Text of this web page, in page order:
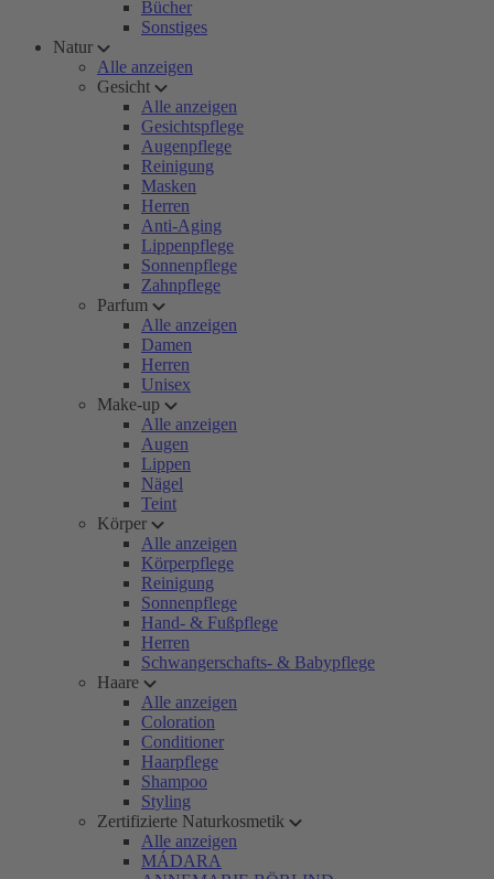
Bücher
Sonstiges
Natur
Alle anzeigen
Gesicht
Alle anzeigen
Gesichtspflege
Augenpflege
Reinigung
Masken
Herren
Anti-Aging
Lippenpflege
Sonnenpflege
Zahnpflege
Parfum
Alle anzeigen
Damen
Herren
Unisex
Make-up
Alle anzeigen
Augen
Lippen
Nägel
Teint
Körper
Alle anzeigen
Körperpflege
Reinigung
Sonnenpflege
Hand- & Fußpflege
Herren
Schwangerschafts- & Babypflege
Haare
Alle anzeigen
Coloration
Conditioner
Haarpflege
Shampoo
Styling
Zertifizierte Naturkosmetik
Alle anzeigen
MÁDARA